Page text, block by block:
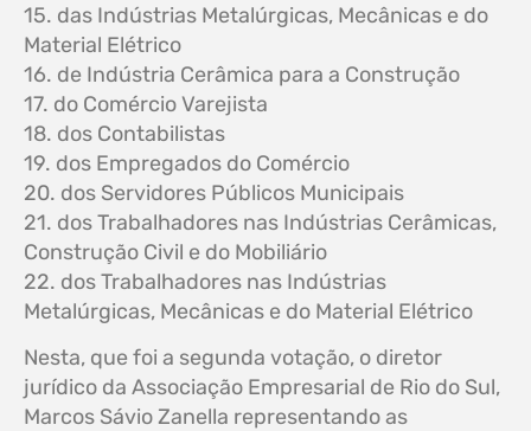
15. das Indústrias Metalúrgicas, Mecânicas e do
Material Elétrico
16. de Indústria Cerâmica para a Construção
17. do Comércio Varejista
18. dos Contabilistas
19. dos Empregados do Comércio
20. dos Servidores Públicos Municipais
21. dos Trabalhadores nas Indústrias Cerâmicas,
Construção Civil e do Mobiliário
22. dos Trabalhadores nas Indústrias
Metalúrgicas, Mecânicas e do Material Elétrico
Nesta, que foi a segunda votação, o diretor
jurídico da Associação Empresarial de Rio do Sul,
Marcos Sávio Zanella representando as